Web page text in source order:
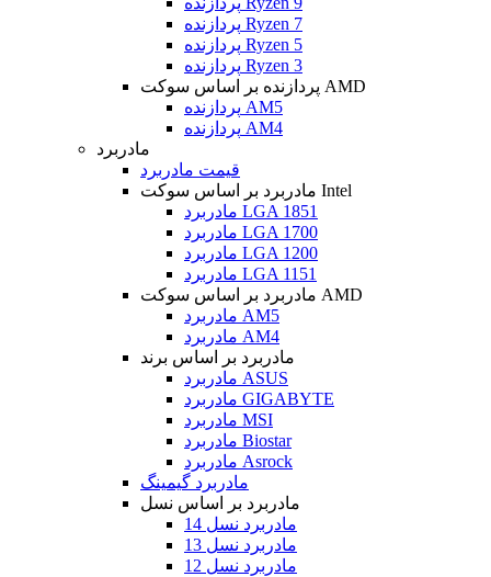
پردازنده Ryzen 7
پردازنده Ryzen 5
پردازنده Ryzen 3
پردازنده بر اساس سوکت AMD
پردازنده AM5
پردازنده AM4
مادربرد
قیمت مادربرد
مادربرد بر اساس سوکت Intel
مادربرد LGA 1851
مادربرد LGA 1700
مادربرد LGA 1200
مادربرد LGA 1151
مادربرد بر اساس سوکت AMD
مادربرد AM5
مادربرد AM4
مادربرد بر اساس برند
مادربرد ASUS
مادربرد GIGABYTE
مادربرد MSI
مادربرد Biostar
مادربرد Asrock
مادربرد گیمینگ
مادربرد بر اساس نسل
مادربرد نسل 14
مادربرد نسل 13
مادربرد نسل 12